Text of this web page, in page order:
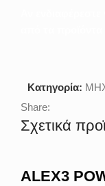
Κατηγορία:
Share:
Σχετικά
ALEX3